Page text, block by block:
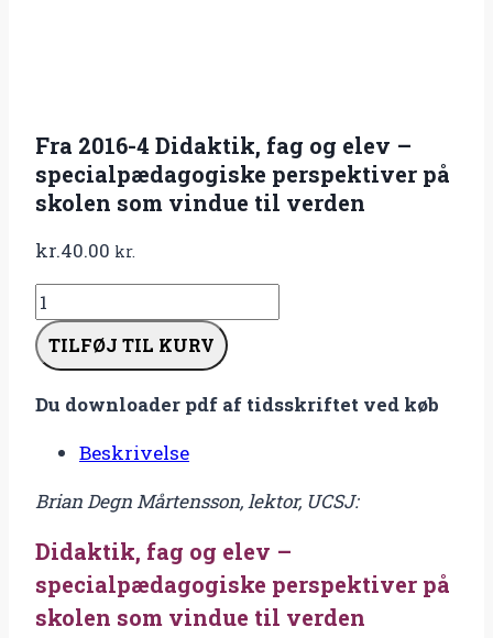
Fra 2016-4 Didaktik, fag og elev –
specialpædagogiske perspektiver på
skolen som vindue til verden
kr.40.00 kr.
Fra
2016-
4
fag
–
perspektiver
på
skolen
TILFØJ TIL KURV
Du downloader pdf af tidsskriftet ved køb
Beskrivelse
Brian Degn Mårtensson, lektor, UCSJ:
Didaktik, fag og elev –
specialpædagogiske perspektiver på
skolen som vindue til verden